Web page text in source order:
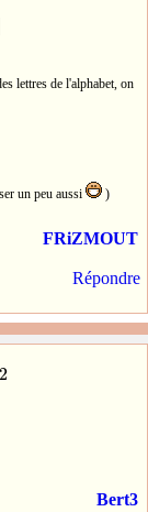
lettres de l'alphabet, on
un peu aussi )
FRiZMOUT
Répondre
Bert3